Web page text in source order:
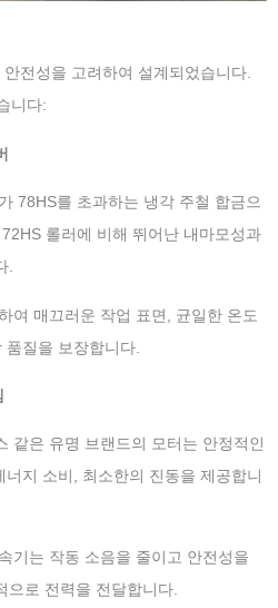
전성을 고려하여 설계되었습니다.
니다:
78HS를 초과하는 냉각 주철 합금으
롤러에 비해 뛰어난 내마모성과
.
여 매끄러운 작업 표면, 균일한 온도
질을 보장합니다.
같은 유명 브랜드의 모터는 안정적인
너지 소비, 최소한의 진동을 제공합니
기는 작동 소음을 줄이고 안전성을
으로 전력을 전달합니다.